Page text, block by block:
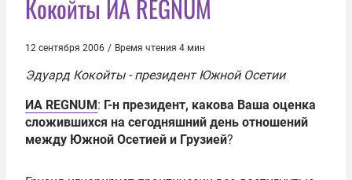
Кокойты ИА REGNUM
12 сентября 2006 / Время чтения 4 мин
Эдуард Кокойты- президент Южной Осетии
ИА REGNUM: Г-н президент, какова Ваша оценка
сложившихся на сегодняшний день отношений
между Южной Осетией и Грузией?